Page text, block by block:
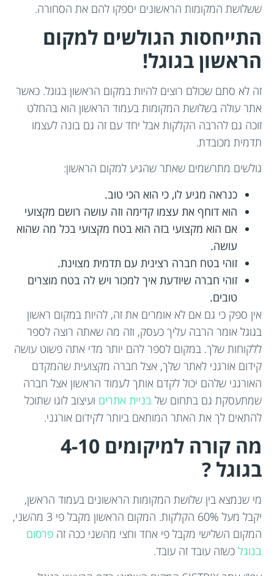
ששלושת המקומות הראשונים יספקו להם את הסחורה.
התייחסות הגולשים למקום
הראשון בגוגל!
זה לא סתם שכולם רוצים להיות במקום הראשון בגוגל. כאשר
אתר עולה בשלושת המקומות בעמוד הראשון הוא בהחלט
זוכה גם להרבה הקלקות אבל יחד עם זה גם בונה לעצמו
תדמית מכובדת.
גולשים מתרשמים שאתר שהגיע למקום הראשון:
כנראה מגיע לו, כי הוא הכי טוב.
הוא דוחף את עצמו קדימה וזה עושה רושם מקצועי
אם הוא מקצועי בזה הוא בטח מקצועי בכל מה שהוא
עושה.
זוהי בטח חברה רצינית עם תדמית מצוינת.
זוהי חברה שיודעת איך למכור ויש לה בטח מוצרים
טובים.
אין ספק כי גם אם לא אומרים את זה, להיות במקום ראשון
בגוגל אומר הרבה עליך כעסק, וזה מה שאתה רוצה לספר
ללקוחות שלך. במקום לספר להם יותר מדי אתה פשוט עושה
קידום אורגני לאתר שלך, אצל חברה מקצועית שהמקדם
האורגני שלהם יכול לקדם אותך לעמוד הראשון אצל חברה
שמתעסקת גם בתחום של בניית אתרים ועיצוב לוגו שתוכל
להתאים לך את האתר המותאם ביותר לקידום אורגני.
מה קורה למיקומים 4-10
בגוגל ?
מי שנמצא בין שלושת המקומות הראשונים בעמוד הראשן,
יקבל מעל 60% הקלקות. המקום הראשון מקבל פי 3 מהשני,
המקום השלישי מקבל פי אחד וחצי מהשני ככה זה פרסום
בגוגל כשזה עובד זה עובד.